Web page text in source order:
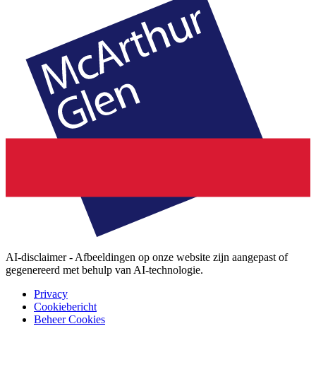
AI-disclaimer - Afbeeldingen op onze website zijn aangepast of
gegenereerd met behulp van AI-technologie.
Privacy
Cookiebericht
Beheer Cookies